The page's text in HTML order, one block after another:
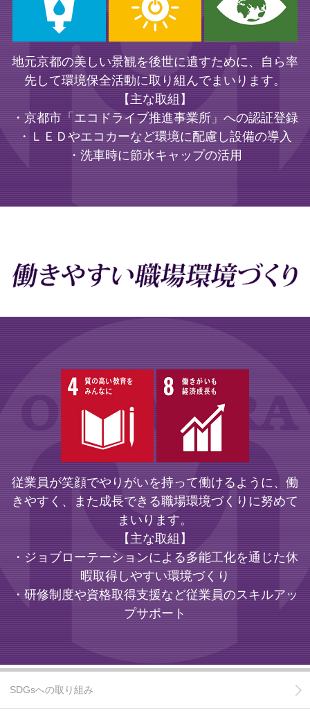
地元京都の美しい景観を後世に遺すために、自ら率
先して環境保全活動に取り組んでまいります。
【主な取組】
・京都市「エコドライブ推進事業所」への認証登録
・ＬＥＤやエコカーなど環境に配慮し設備の導入
・洗車時に節水キャップの活用
従業員が笑顔でやりがいを持って働けるように、働
きやすく、また成長できる職場環境づくりに努めて
まいります。
【主な取組】
・ジョブローテーションによる多能工化を通じた休
暇取得しやすい環境づくり
・研修制度や資格取得支援など従業員のスキルアッ
プサポート
SDGsへの取り組み